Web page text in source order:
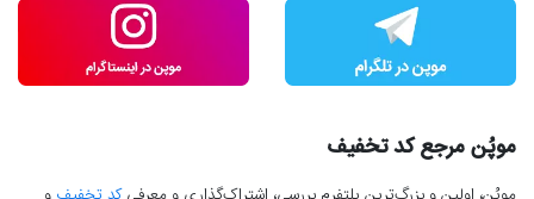
موپُن مرجع کد تخفیف